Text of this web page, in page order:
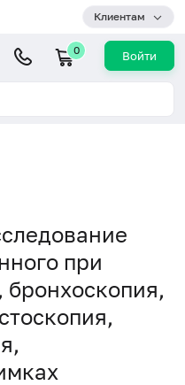
Клиентам
0 Войти
при